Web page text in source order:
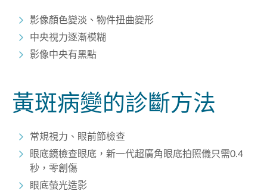
影像顏色變淡、物件扭曲變形
中央視力逐漸模糊
影像中央有黑點
黃斑病變的診斷方法
常規視力、眼前節檢查
眼底鏡檢查眼底，新一代超廣角眼底拍照儀只需0.4
秒，零創傷
眼底螢光造影